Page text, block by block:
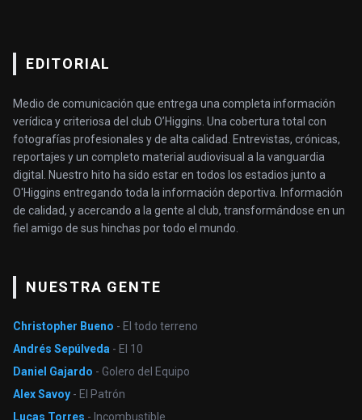
EDITORIAL
Medio de comunicación que entrega una completa información
verídica y criteriosa del club O’Higgins. Una cobertura total con
fotografías profesionales y de alta calidad. Entrevistas, crónicas,
reportajes y un completo material audiovisual a la vanguardia
digital. Nuestro hito ha sido estar en todos los estadios junto a
O'Higgins entregando toda la información deportiva. Información
de calidad, y acercando a la gente al club, transformándose en un
fiel amigo de sus hinchas por todo el mundo.
NUESTRA GENTE
Christopher Bueno - El todo terreno
Andrés Sepúlveda - El 10
Daniel Gajardo - Golero del Equipo
Alex Savoy - El Patrón
Lucas Torres - Incombustible